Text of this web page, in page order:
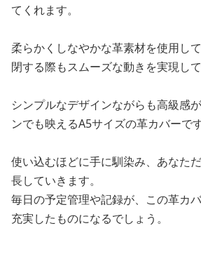
てくれます。
柔らかくしなやかな革素材を使用し
閉する際もスムーズな動きを実現して
シンプルなデザインながらも高級感
ンでも映えるA5サイズの革カバーです
使い込むほどに手に馴染み、あなた
長していきます。
毎日の予定管理や記録が、この革カ
充実したものになるでしょう。